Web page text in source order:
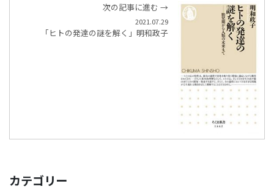
次の記事に進む →
2021.07.29
「ヒトの発達の謎を解く」明和政子
カテゴリー